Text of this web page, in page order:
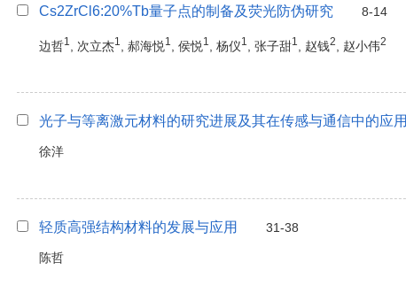
Cs2ZrCl6:20%Tb量子点的制备及荧光防伪研究 8-14
边哲1 , 次立杰1 , 郝海悦1 , 侯悦1 , 杨仪1 , 张子甜1 , 赵钱2 , 赵小伟2
光子与等离激元材料的研究进展及其在传感与通信中的应用
徐洋
轻质高强结构材料的发展与应用 31-38
陈哲